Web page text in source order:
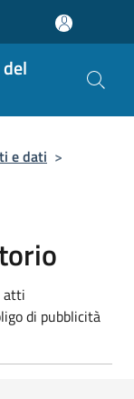
e dati >
atti
di pubblicità